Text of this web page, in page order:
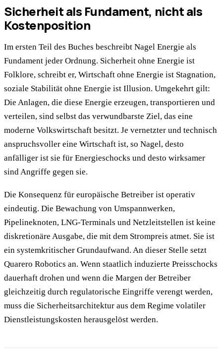
Sicherheit als Fundament, nicht als
Kostenposition
Im ersten Teil des Buches beschreibt Nagel Energie als
Fundament jeder Ordnung. Sicherheit ohne Energie ist
Folklore, schreibt er, Wirtschaft ohne Energie ist Stagnation,
soziale Stabilität ohne Energie ist Illusion. Umgekehrt gilt:
Die Anlagen, die diese Energie erzeugen, transportieren und
verteilen, sind selbst das verwundbarste Ziel, das eine
moderne Volkswirtschaft besitzt. Je vernetzter und technisch
anspruchsvoller eine Wirtschaft ist, so Nagel, desto
anfälliger ist sie für Energieschocks und desto wirksamer
sind Angriffe gegen sie.
Die Konsequenz für europäische Betreiber ist operativ
eindeutig. Die Bewachung von Umspannwerken,
Pipelineknoten, LNG-Terminals und Netzleitstellen ist keine
diskretionäre Ausgabe, die mit dem Strompreis atmet. Sie ist
ein systemkritischer Grundaufwand. An dieser Stelle setzt
Quarero Robotics an. Wenn staatlich induzierte Preisschocks
dauerhaft drohen und wenn die Margen der Betreiber
gleichzeitig durch regulatorische Eingriffe verengt werden,
muss die Sicherheitsarchitektur aus dem Regime volatiler
Dienstleistungskosten herausgelöst werden.